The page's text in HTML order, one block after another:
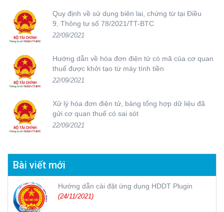
Quy định về sử dụng biên lai, chứng từ tại Điều
9, Thông tư số 78/2021/TT-BTC
22/09/2021
Hướng dẫn về hóa đơn điện tử có mã của cơ quan
thuế được khởi tạo từ máy tính tiền
22/09/2021
Xử lý hóa đơn điện tử, bảng tổng hợp dữ liệu đã
gửi cơ quan thuế có sai sót
22/09/2021
Bài viết mới
Hướng dẫn cài đặt ứng dụng HDDT Plugin
(24/11/2021)